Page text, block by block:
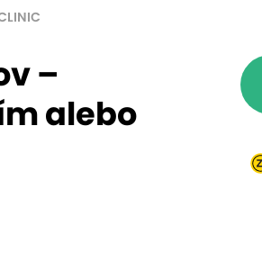
–
alebo